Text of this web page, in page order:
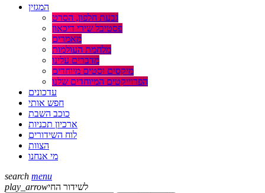
המגזין
גבעת חלפון, הסרט
פסטיבל שירי דיכאון
מאמרים
מלחמת העולמות
מדברים עלינו
מיקסים וסטים מיוחדים
הפרוייקטים המיוחדים שלנו
עדכונים
חפש אותי
כוכב השבת
ארכיון תכניות
לוח השידורים
הצוות
מי אנחנו
search menu
play_arrowלשידור החי